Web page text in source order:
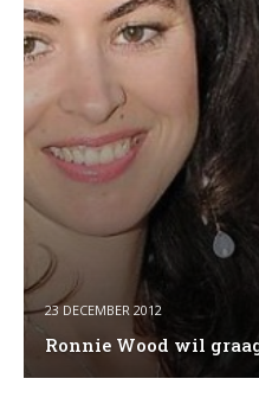
23 DECEMBER 2012
Ronnie Wood wil